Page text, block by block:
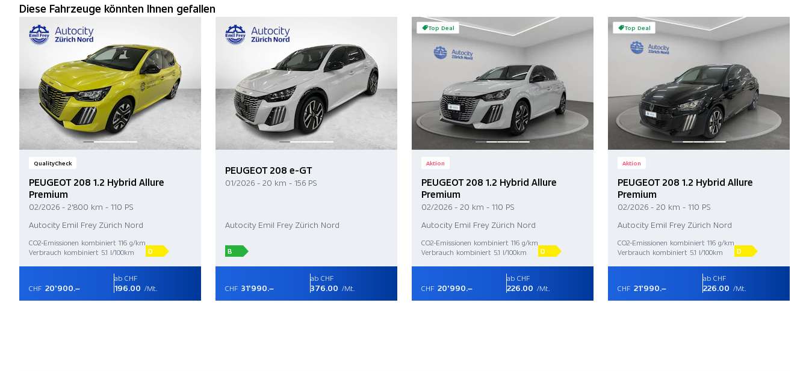
Diese Fahrzeuge könnten Ihnen gefallen
QualityCheck
PEUGEOT 208 1.2 Hybrid Allure
Premium
02/2026 - 2'800 km - 110 PS
Autocity Emil Frey Zürich Nord
CO2-Emissionen kombiniert 116 g/km
Verbrauch kombiniert 5.1 l/100km
D
CHF 20'900.–
ab CHF
196.00 /Mt.
PEUGEOT 208 e-GT
01/2026 - 20 km - 156 PS
Autocity Emil Frey Zürich Nord
B
CHF 31'990.–
ab CHF
376.00 /Mt.
Top Deal
Aktion
PEUGEOT 208 1.2 Hybrid Allure
Premium
02/2026 - 20 km - 110 PS
Autocity Emil Frey Zürich Nord
CO2-Emissionen kombiniert 116 g/km
Verbrauch kombiniert 5.1 l/100km
D
CHF 20'990.–
ab CHF
226.00 /Mt.
Top Deal
Aktion
PEUGEOT 208 1.2 Hybrid Allure
Premium
02/2026 - 20 km - 110 PS
Autocity Emil Frey Zürich Nord
CO2-Emissionen kombiniert 116 g/km
Verbrauch kombiniert 5.1 l/100km
D
CHF 21'990.–
ab CHF
226.00 /Mt.